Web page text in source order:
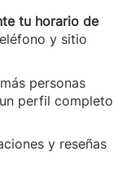
tu horario de
y sitio
personas
perfil completo
y reseñas